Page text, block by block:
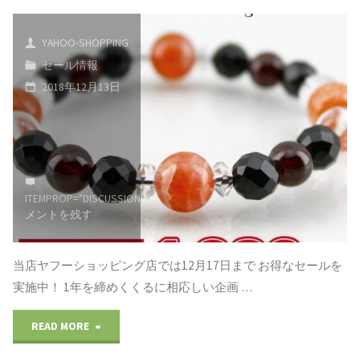
ト!!!"
日
は
フ
ー
ア
ツ
YAHOO-SHOPPING
セール情報
2018年12月13日
ITEMPROP="DISCUSSIONURL"コ
メントを残す
当店ヤフーショッピング店では12月17日まで お得なセールを
実施中！ 1年を締めくくるに相応しい企画 …
READ MORE